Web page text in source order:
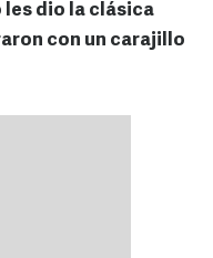
dio la clásica
con un carajillo